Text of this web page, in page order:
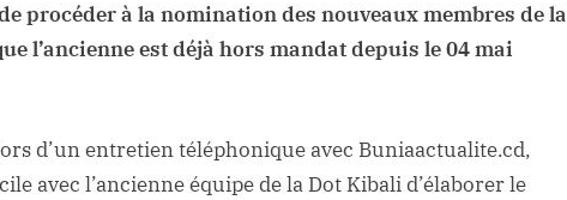
procéder à la nomination des nouveaux membres de la
l’ancienne est déjà hors mandat depuis le 04 mai
d’un entretien téléphonique avec Buniaactualite.cd,
avec l’ancienne équipe de la Dot Kibali d’élaborer le